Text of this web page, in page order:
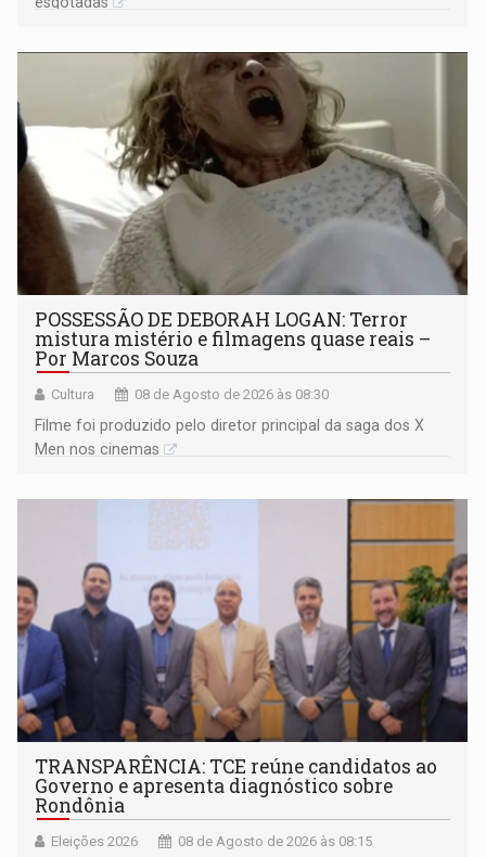
POSSESSÃO DE DEBORAH LOGAN: Terror
mistura mistério e filmagens quase reais –
Por Marcos Souza
Cultura 08 de Agosto de 2026 às 08:30
Filme foi produzido pelo diretor principal da saga dos X
Men nos cinemas
TRANSPARÊNCIA: TCE reúne candidatos ao
Governo e apresenta diagnóstico sobre
Rondônia
Eleições 2026 08 de Agosto de 2026 às 08:15